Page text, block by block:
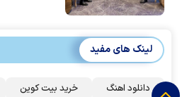
لینک های مفید
دانلود اهنگ خرید بیت کوین